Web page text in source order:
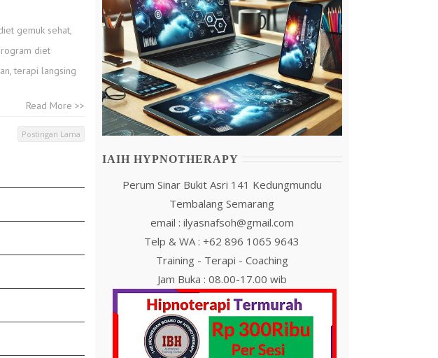
gemuk sehat,
diet
,terapi langsing
Read More >>
Postingan Lama
IAIH HYPNOTHERAPY
Perum Sinar Bukit Asri 141 Kedungmundu
Tembalang Semarang
email : ilyasnafsoh@gmail.com
Telp & WA : +62 896 1065 9643
Training - Terapi - Coaching
Jam Buka : 08.00-17.00 wib